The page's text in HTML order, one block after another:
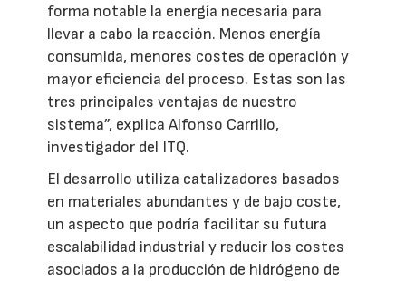
forma notable la energía necesaria para
llevar a cabo la reacción. Menos energía
consumida, menores costes de operación y
mayor eficiencia del proceso. Estas son las
tres principales ventajas de nuestro
sistema”, explica Alfonso Carrillo,
investigador del ITQ.
El desarrollo utiliza catalizadores basados
en materiales abundantes y de bajo coste,
un aspecto que podría facilitar su futura
escalabilidad industrial y reducir los costes
asociados a la producción de hidrógeno de